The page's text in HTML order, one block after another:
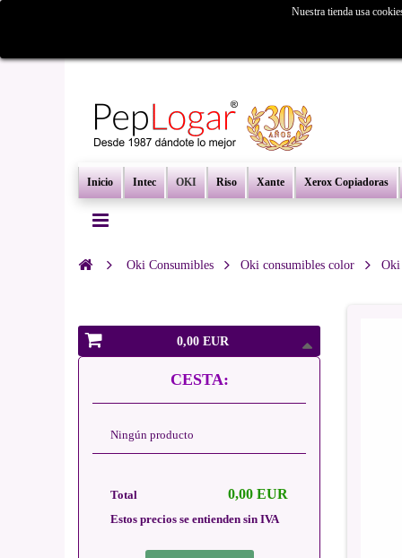
Inicio Intec OKI Riso Xante Xerox Copiadoras
Nuestra tienda usa
Oki Consumibles Oki consumibles color Oki
0,00 EUR
CESTA:
Ningún producto
0,00 EUR
Total
Estos precios se entienden sin IVA